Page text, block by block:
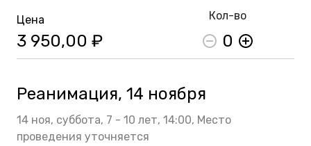
Цена
3 950,00 ₽
Кол-во
0
Реанимация, 14 ноября
14 ноя, суббота, 7 - 10 лет, 14:00, Место
проведения уточняется